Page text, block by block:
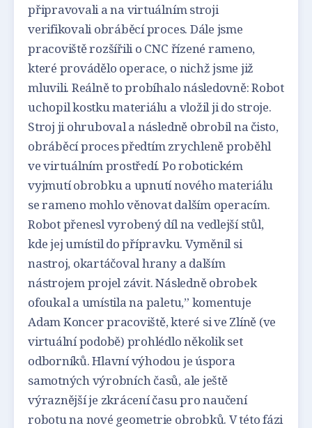
připravovali a na virtuálním stroji
verifikovali obráběcí proces. Dále jsme
pracoviště rozšířili o CNC řízené rameno,
které provádělo operace, o nichž jsme již
mluvili. Reálně to probíhalo následovně: Robot
uchopil kostku materiálu a vložil ji do stroje.
Stroj ji ohruboval a následně obrobil na čisto,
obráběcí proces předtím zrychleně proběhl
ve virtuálním prostředí. Po robotickém
vyjmutí obrobku a upnutí nového materiálu
se rameno mohlo věnovat dalším operacím.
Robot přenesl vyrobený díl na vedlejší stůl,
kde jej umístil do přípravku. Vyměnil si
nastroj, okartáčoval hrany a dalším
nástrojem projel závit. Následně obrobek
ofoukal a umístila na paletu,” komentuje
Adam Koncer pracoviště, které si ve Zlíně (ve
virtuální podobě) prohlédlo několik set
odborníků. Hlavní výhodou je úspora
samotných výrobních časů, ale ještě
výraznější je zkrácení času pro naučení
robotu na nové geometrie obrobků. V této fázi